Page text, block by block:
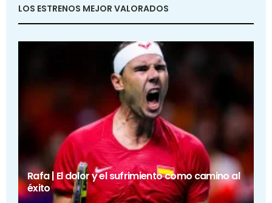
LOS ESTRENOS MEJOR VALORADOS
Rafa | El dolor y el sufrimiento como camino al
éxito